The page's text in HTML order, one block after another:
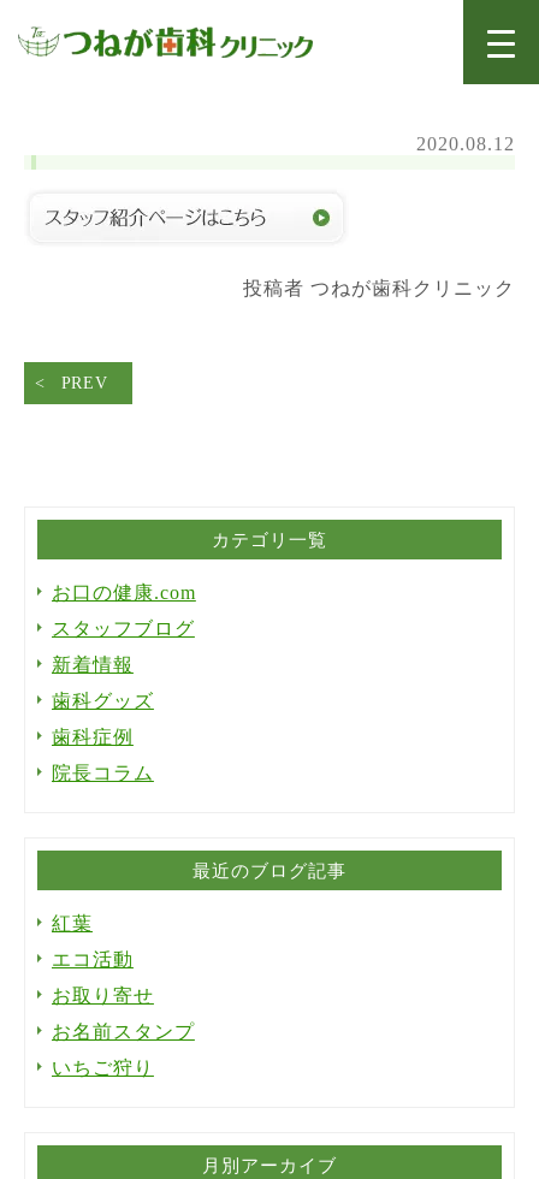
2020.08.12
投稿者 つねが歯科クリニック
PREV
カテゴリ一覧
お口の健康.com
スタッフブログ
新着情報
歯科グッズ
歯科症例
院長コラム
最近のブログ記事
紅葉
エコ活動
お取り寄せ
お名前スタンプ
いちご狩り
月別アーカイブ